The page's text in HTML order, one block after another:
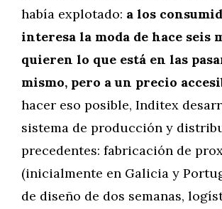
había explotado: a los
interesa la moda de hace seis
quieren lo que está en las
mismo, pero a un precio
hacer eso posible, Inditex
sistema de producción y
precedentes: fabricación de
(inicialmente en Galicia y
de diseño de dos semanas,